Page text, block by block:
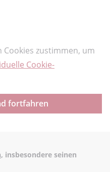
zustimmen, um
Cookie-
fortfahren
, insbesondere seinen